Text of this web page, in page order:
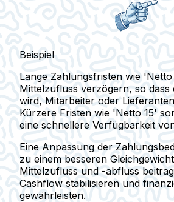
Beispiel
Lange Zahlungsfristen wie
Mittelzufluss verzögern, so dass
wird, Mitarbeiter oder
Kürzere Fristen wie 'Netto 15'
eine schnellere Verfügbarkeit
Eine Anpassung der
zu einem besseren
Mittelzufluss und -abfluss
Cashflow stabilisieren und
gewährleisten.